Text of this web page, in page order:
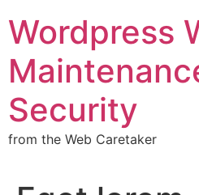
Wordpress
Security
from the Web Caretaker